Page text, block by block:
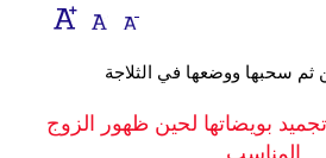
ثم سحبها ووضعها في الثلاجة
بويضاتها لحين ظهور الزوج
المناسب